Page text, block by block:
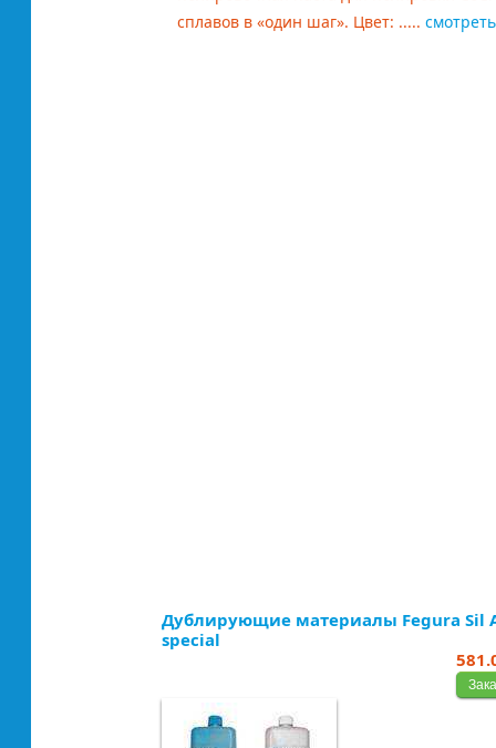
сплавов в «один шаг». Цвет: .....
Дублирующие материалы Fegura Sil
special